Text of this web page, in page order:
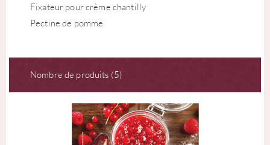
Fixateur pour crème chantilly
Pectine de pomme
Nombre de produits (5)